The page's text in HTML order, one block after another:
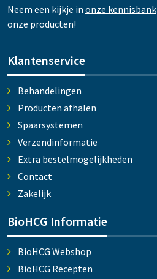
Neem een kijkje in onze kennisbank
onze producten!
Klantenservice
Behandelingen
Producten afhalen
Spaarsystemen
Verzendinformatie
Extra bestelmogelijkheden
Contact
Zakelijk
BioHCG Informatie
BioHCG Webshop
BioHCG Recepten